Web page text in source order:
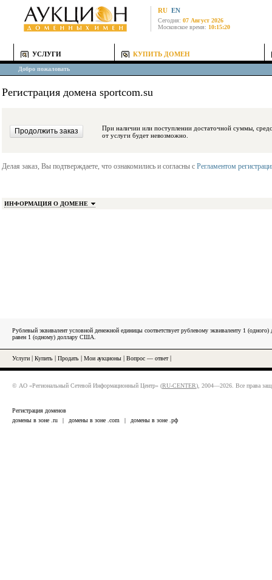
RU EN
Сегодня: 07 Август 2026
Московское время: 10:15:20
УСЛУГИ КУПИТЬ ДОМЕН
Добро пожаловать
Регистрация домена sportcom.su
При наличии или поступлении достаточной суммы, средства будут
от услуги будет невозможно.
Делая заказ, Вы подтверждаете, что ознакомились и согласны с Регламентом
ИНФОРМАЦИЯ О ДОМЕНЕ
Рублевый эквивалент условной денежной единицы соответствует рублевому эквиваленту 1
равен 1 (одному) доллару США.
Услуги Купить Продать Мои аукционы Вопрос — ответ|
© АО «Региональный Сетевой Информационный Центр» (RU-CENTER), 2004—2026. Все права
Регистрация доменов
домены в зоне .ru
| домены в зоне .com | домены в зоне .рф